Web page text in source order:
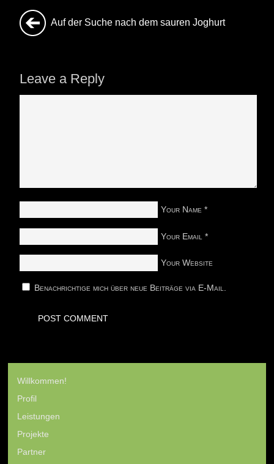
Auf der Suche nach dem sauren Joghurt
Leave a Reply
Your Name *
Your Email *
Your Website
Benachrichtige mich über neue Beiträge via E-Mail.
Willkommen!
Profil
Leistungen
Projekte
Partner